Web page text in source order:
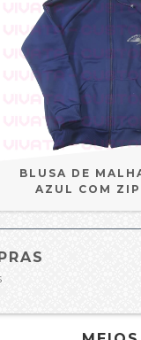
BLUSA DE
AZUL COM